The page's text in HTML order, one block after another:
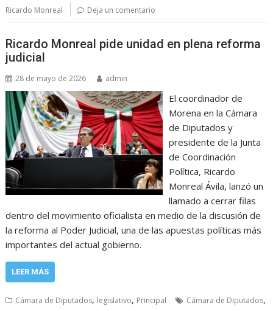
Ricardo Monreal Deja un comentario
Ricardo Monreal pide unidad en plena reforma
judicial
28 de mayo de 2026 admin
El coordinador de
Morena en la Cámara
de Diputados y
presidente de la Junta
de Coordinación
Política, Ricardo
Monreal Ávila, lanzó un
llamado a cerrar filas
dentro del movimiento oficialista en medio de la discusión de
la reforma al Poder Judicial, una de las apuestas políticas más
importantes del actual gobierno.
LEER MÁS
Cámara de Diputados, legislativo, Principal Cámara de Diputados,